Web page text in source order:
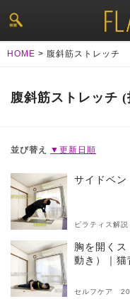
HOME > 腹斜筋ストレッチ
腹斜筋ストレッチ
並び替え ▼更新日順
サイドベン
ピラティス解
胸を開く
動き）｜猫
セルフケア